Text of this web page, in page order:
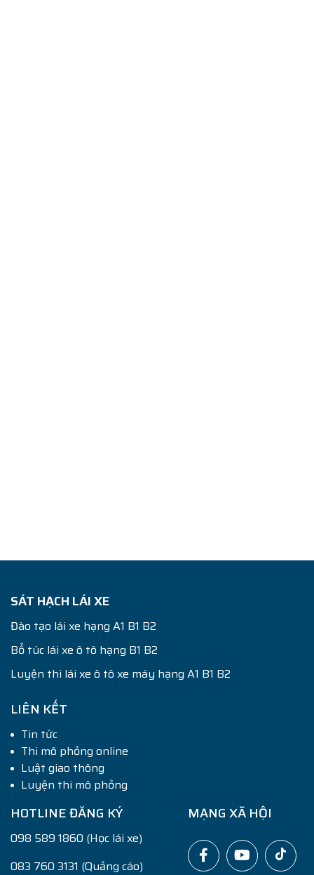
SÁT HẠCH LÁI XE
Đào tạo lái xe hạng A1 B1 B2
Bổ túc lái xe ô tô hạng B1 B2
Luyện thi lái xe ô tô xe máy hạng A1 B1 B2
LIÊN KẾT
Tin tức
Thi mô phỏng online
Luật giao thông
Luyện thi mô phỏng
HOTLINE ĐĂNG KÝ
098 589 1860 (Học lái xe)
083 760 3131 (Quảng cáo)
MẠNG XÃ HỘI